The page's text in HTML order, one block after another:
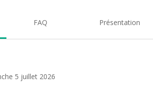
FAQ Présentation
5 juillet 2026